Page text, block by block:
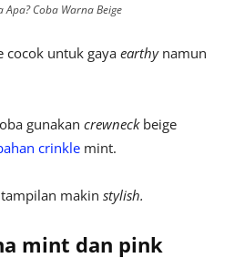
Coba Warna Beige
cocok untuk gaya earthy namun
gunakan crewneck beige
crinkle mint.
makin stylish.
mint dan pink